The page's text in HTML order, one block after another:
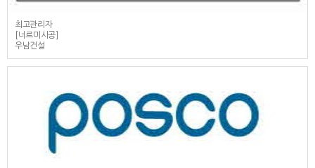
최고관리자
[너르미시공]
우남건설